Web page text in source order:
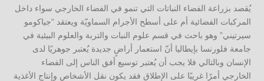
يُقصد بزراعة الفضاء النباتات التي تنمو في الفضاء الخارجي سواء داخل
المركبات الفضائية أم على أسطح الأجرام السماويّة ويعتقد “جياكومو
سيرتيني” وهو باحث في قسم علوم النبات والتربة والعلوم البيئية في
جامعة فلورنسا بإيطاليا أنّ استعمار أراضٍ جديدة يُعتبر جوهريًا لدى
الإنسان وبالتالي فلا يجب أن يُعتبر توسيع أفق الناس إلى الفضاء
الخارجي أمرًا غريبًا على الإطلاق فقد يكون نقل الأشخاص وإنتاج الأغذية